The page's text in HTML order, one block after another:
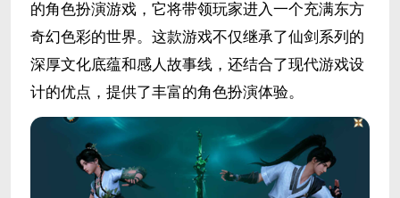
的角色扮演游戏，它将带领玩家进入一个充满东方
奇幻色彩的世界。这款游戏不仅继承了仙剑系列的
深厚文化底蕴和感人故事线，还结合了现代游戏设
计的优点，提供了丰富的角色扮演体验。